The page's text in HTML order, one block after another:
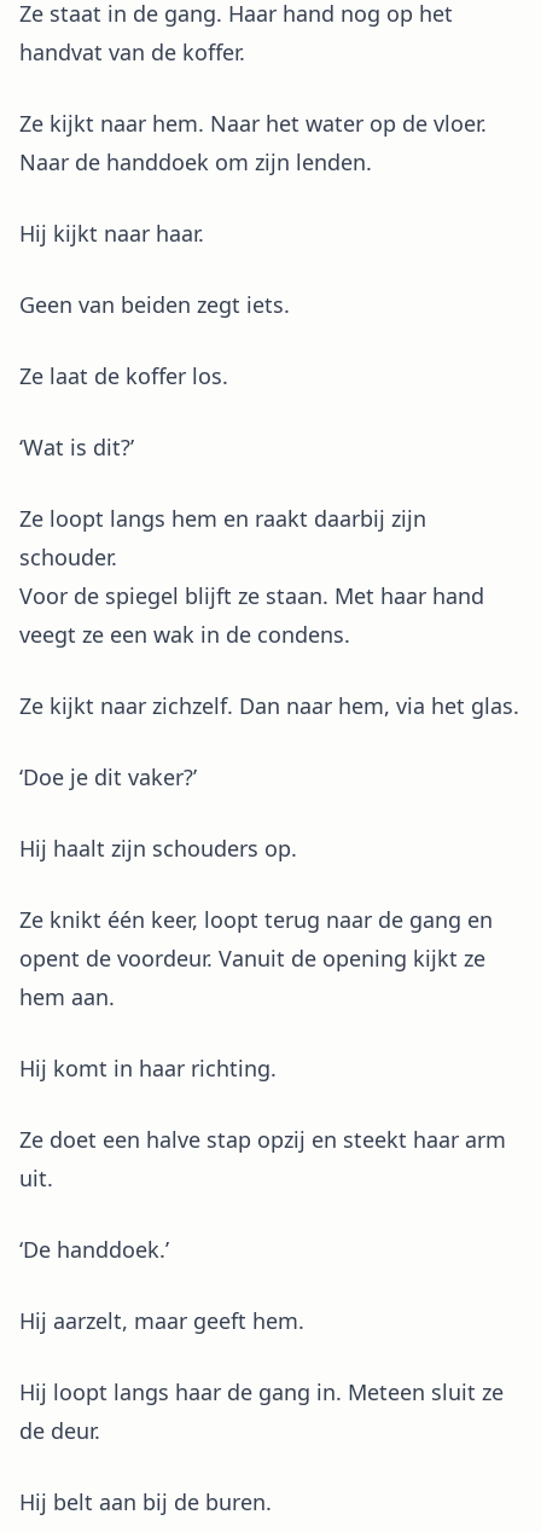
Ze staat in de gang. Haar hand nog op het
handvat van de koffer.
Ze kijkt naar hem. Naar het water op de vloer.
Naar de handdoek om zijn lenden.
Hij kijkt naar haar.
Geen van beiden zegt iets.
Ze laat de koffer los.
‘Wat is dit?’
Ze loopt langs hem en raakt daarbij zijn
schouder.
Voor de spiegel blijft ze staan. Met haar hand
veegt ze een wak in de condens.
Ze kijkt naar zichzelf. Dan naar hem, via het glas.
‘Doe je dit vaker?’
Hij haalt zijn schouders op.
Ze knikt één keer, loopt terug naar de gang en
opent de voordeur. Vanuit de opening kijkt ze
hem aan.
Hij komt in haar richting.
Ze doet een halve stap opzij en steekt haar arm
uit.
‘De handdoek.’
Hij aarzelt, maar geeft hem.
Hij loopt langs haar de gang in. Meteen sluit ze
de deur.
Hij belt aan bij de buren.